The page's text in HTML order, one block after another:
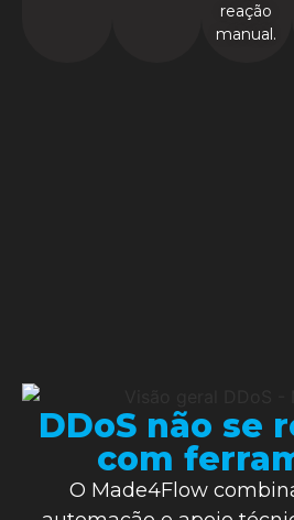
reação
manual.
DDoS não se
com
O Made4Flow